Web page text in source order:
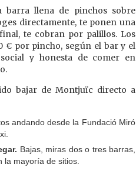
barra llena de pinchos sobre
directamente, te ponen una
te cobran por palillos. Los
€ por pincho, según el bar y el
y honesta de comer en
bajar de Montjuïc directo a
andando desde la Fundació Miró
Bajas, miras dos o tres barras,
la mayoría de sitios.